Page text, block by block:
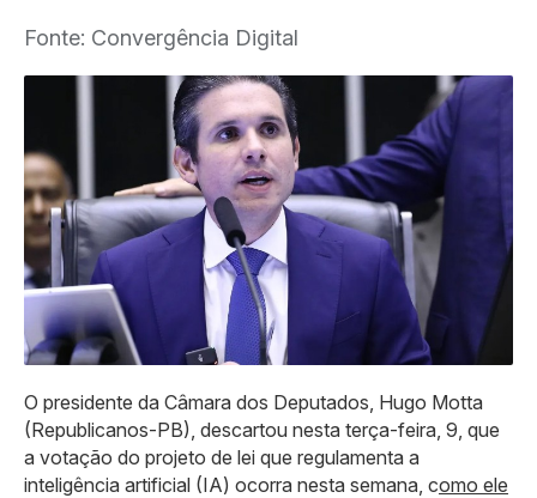
Fonte: Convergência Digital
O presidente da Câmara dos Deputados, Hugo Motta
(Republicanos-PB), descartou nesta terça-feira, 9, que
a votação do projeto de lei que regulamenta a
inteligência artificial (IA) ocorra nesta semana, como ele